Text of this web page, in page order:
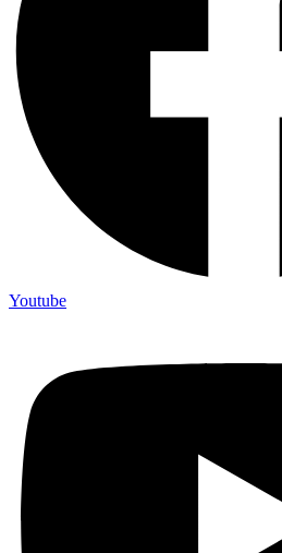
Youtube